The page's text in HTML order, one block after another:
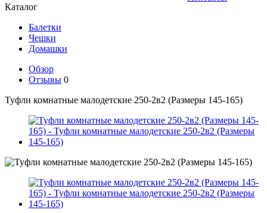
Каталог
Балетки
Чешки
Домашки
Обзор
Отзывы 0
Туфли комнатные малодетские 250-2в2 (Размеры 145-165)